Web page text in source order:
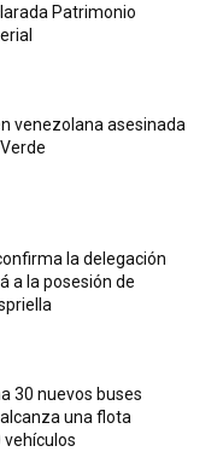
Patrimonio
venezolana asesinada
la delegación
a la posesión de
30 nuevos buses
una flota
vehículos